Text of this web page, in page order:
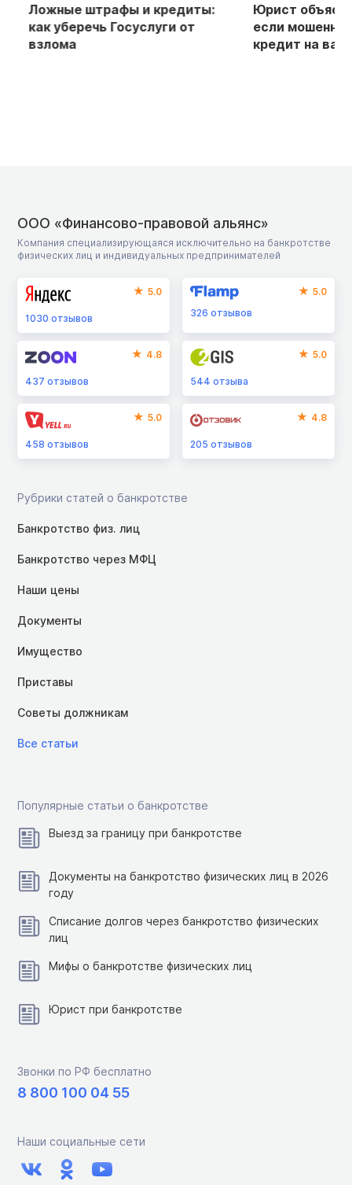
Ложные штрафы и кредиты:
как уберечь Госуслуги от
взлома
Юрист
если
кредит на ваше
ООО «Финансово-правовой альянс»
Компания специализирующаяся исключительно на банкротстве
физических лиц и индивидуальных предпринимателей
5.0
1030 отзывов
5.0
326отзывов
4.8
437 отзывов
5.0
544отзыва
5.0
458 отзывов
4.8
205отзывов
Рубрики статей о банкротстве
Банкротство физ. лиц
Банкротство через МФЦ
Наши цены
Документы
Имущество
Приставы
Советы должникам
Все статьи
Популярные статьи о банкротстве
Выезд за границу при банкротстве
Документы на банкротство физических лиц в 2026
году
Списание долгов через банкротство физических
лиц
Мифы о банкротстве физических лиц
Юрист при банкротстве
Звонки по РФ бесплатно
8 800 100 04 55
Наши социальные сети